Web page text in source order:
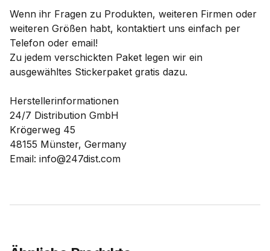
Wenn ihr Fragen zu Produkten, weiteren Firmen oder
weiteren Größen habt, kontaktiert uns einfach per
Telefon oder email!
Zu jedem verschickten Paket legen wir ein
ausgewähltes Stickerpaket gratis dazu.
Herstellerinformationen
24/7 Distribution GmbH
Krögerweg 45
48155 Münster, Germany
Email: info@247dist.com